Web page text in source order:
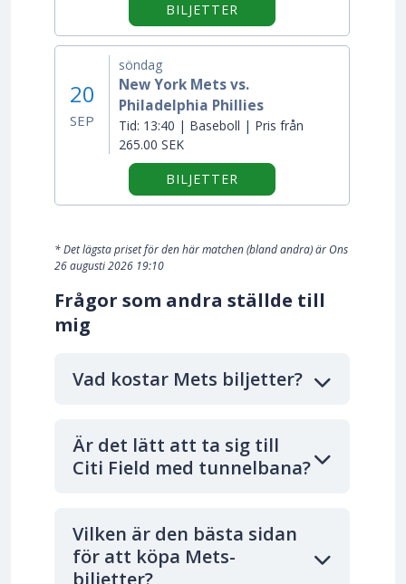
BILJETTER
20
SEP
söndag
New York Mets vs.
Philadelphia Phillies
Tid: 13:40 | Baseboll | Pris från
265.00 SEK
BILJETTER
* Det lägsta priset för den här matchen (bland andra) är Ons
26 augusti 2026 19:10
Frågor som andra ställde till
mig
Vad kostar Mets biljetter?
Är det lätt att ta sig till
Citi Field med tunnelbana?
Vilken är den bästa sidan
för att köpa Mets-